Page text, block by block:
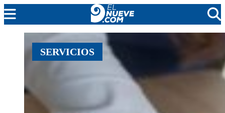
MENDOZA
CADA DÍA
NOTICIERO 9
PROTAGONISTAS
SERVICIOS